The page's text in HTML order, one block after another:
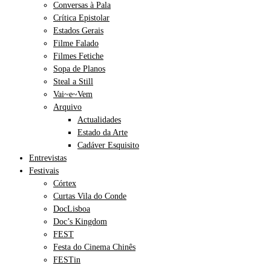
Conversas à Pala
Crítica Epistolar
Estados Gerais
Filme Falado
Filmes Fetiche
Sopa de Planos
Steal a Still
Vai~e~Vem
Arquivo
Actualidades
Estado da Arte
Cadáver Esquisito
Entrevistas
Festivais
Córtex
Curtas Vila do Conde
DocLisboa
Doc’s Kingdom
FEST
Festa do Cinema Chinês
FESTin